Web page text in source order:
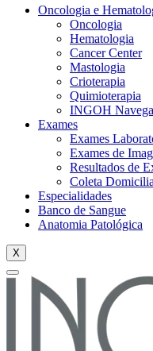
Oncologia e
Oncologia
Hematologia
Cancer Center
Mastologia
Crioterapia
Quimioterapia
INGOH Navega
Exames
Exames
Exames de
Resultados de
Coleta
Especialidades
Banco de Sangue
Anatomia Patológica
X